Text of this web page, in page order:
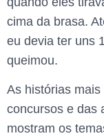
cima da brasa.
eu devia ter uns
queimou.
As histórias
concursos e das
mostram os